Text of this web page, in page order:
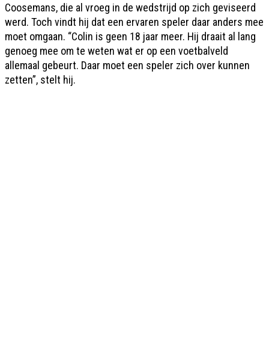
Coosemans, die al vroeg in de wedstrijd op zich geviseerd
werd. Toch vindt hij dat een ervaren speler daar anders mee
moet omgaan. “Colin is geen 18 jaar meer. Hij draait al lang
genoeg mee om te weten wat er op een voetbalveld
allemaal gebeurt. Daar moet een speler zich over kunnen
zetten”, stelt hij.